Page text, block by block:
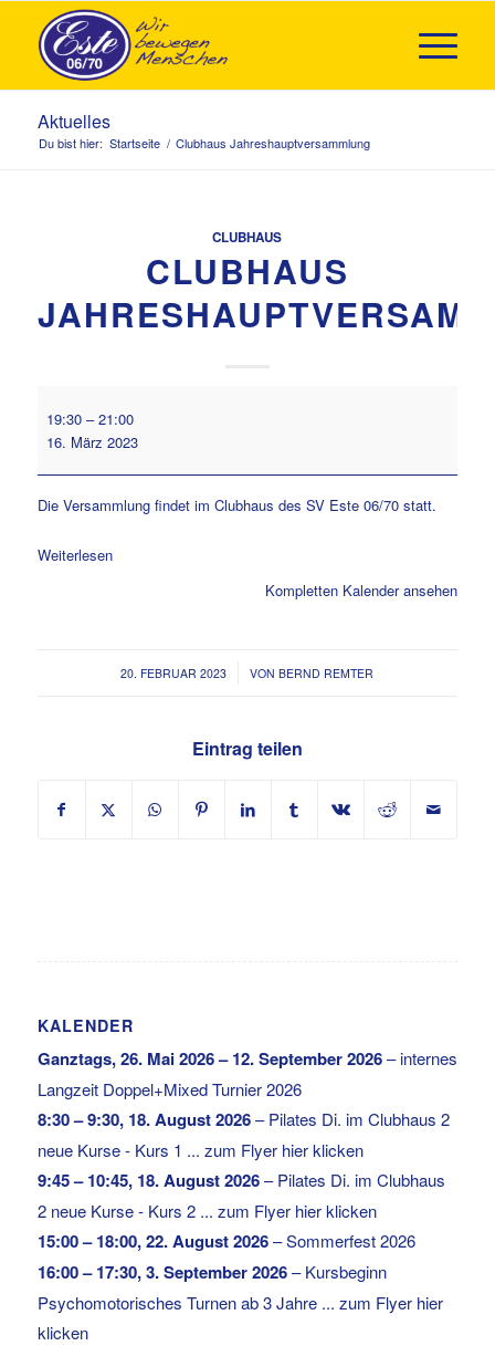
Aktuelles
Du bist hier: Startseite / Clubhaus Jahreshauptversammlung
CLUBHAUS
CLUBHAUS
Jahreshauptversammlung
19:30 –21:00
16. März 2023
Die Versammlung findet im Clubhaus des SV Este 06/70 statt.
Weiterlesen
Kompletten Kalender ansehen
20. FEBRUAR 2023
/ VONBERND REMTER
Eintrag teilen
KALENDER
Ganztags,26. Mai 2026– 12. September 2026–internes
Langzeit Doppel+Mixed Turnier 2026
8:30– 9:30, 18. August 2026–Pilates Di. im Clubhaus 2
neue Kurse - Kurs 1 ... zum Flyer hier klicken
9:45– 10:45, 18. August 2026–Pilates Di. im Clubhaus
2 neue Kurse - Kurs 2 ... zum Flyer hier klicken
15:00– 18:00,22. August 2026–Sommerfest 2026
16:00– 17:30,3. September 2026–Kursbeginn
Psychomotorisches Turnen ab 3 Jahre ... zum Flyer hier
klicken